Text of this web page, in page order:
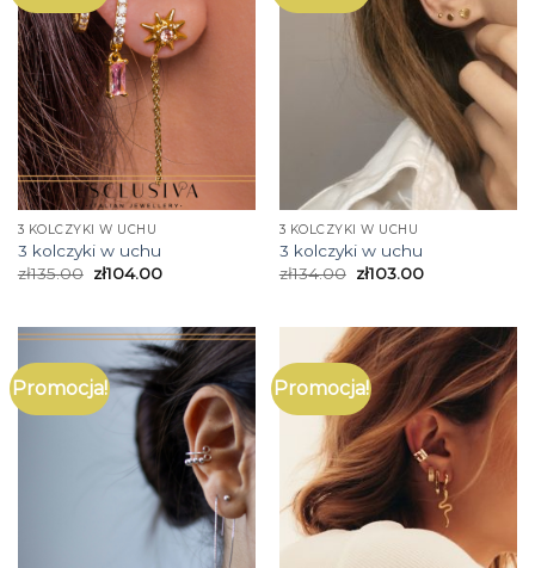
3 KOLCZYKI W UCHU
3 kolczyki w uchu
zł135.00 zł104.00
3 KOLCZYKI W UCHU
3 kolczyki w uchu
zł134.00 zł103.00
Promocja! Promocja!